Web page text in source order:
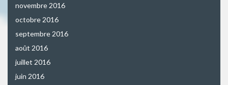
novembre 2016
octobre 2016
septembre 2016
août 2016
juillet 2016
juin 2016